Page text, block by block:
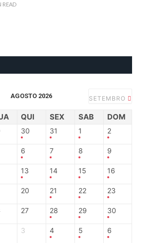
READ
AGOSTO 2026 SETEMBRO
QUI SEX SAB DOM
30 31 1 2
6 7 8 9
13 14 15 16
20 21 22 23
27 28 29 30
3 4 5 6